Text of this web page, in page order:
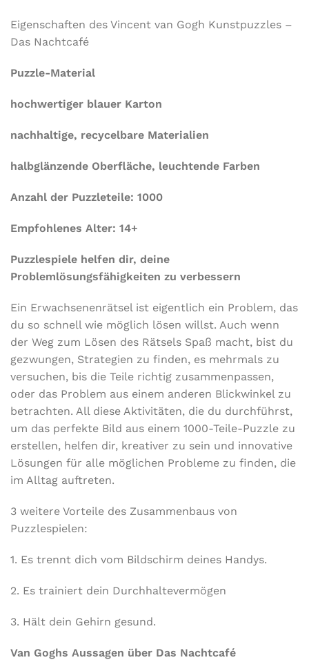
Eigenschaften des Vincent van Gogh Kunstpuzzles –
Das Nachtcafé
Puzzle-Material
hochwertiger blauer Karton
nachhaltige, recycelbare Materialien
halbglänzende Oberfläche, leuchtende Farben
Anzahl der Puzzleteile: 1000
Empfohlenes Alter: 14+
Puzzlespiele helfen dir, deine
Problemlösungsfähigkeiten zu verbessern
Ein Erwachsenenrätsel ist eigentlich ein Problem, das
du so schnell wie möglich lösen willst. Auch wenn
der Weg zum Lösen des Rätsels Spaß macht, bist du
gezwungen, Strategien zu finden, es mehrmals zu
versuchen, bis die Teile richtig zusammenpassen,
oder das Problem aus einem anderen Blickwinkel zu
betrachten. All diese Aktivitäten, die du durchführst,
um das perfekte Bild aus einem 1000-Teile-Puzzle zu
erstellen, helfen dir, kreativer zu sein und innovative
Lösungen für alle möglichen Probleme zu finden, die
im Alltag auftreten.
3 weitere Vorteile des Zusammenbaus von
Puzzlespielen:
1. Es trennt dich vom Bildschirm deines Handys.
2. Es trainiert dein Durchhaltevermögen
3. Hält dein Gehirn gesund.
Van Goghs Aussagen über Das Nachtcafé